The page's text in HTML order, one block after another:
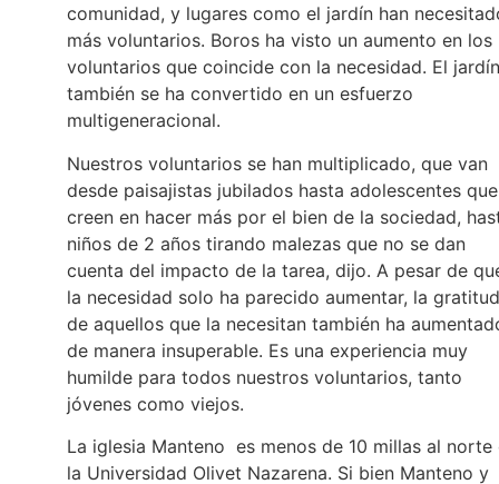
comunidad, y lugares como el jardín han
más voluntarios. Boros ha visto un aumento en los
voluntarios que coincide con la necesidad. El jardín
también se ha convertido en un esfuerzo
multigeneracional.
Nuestros voluntarios se han multiplicado, que van
desde paisajistas jubilados hasta adolescentes que
creen en hacer más por el bien de la sociedad,
niños de 2 años tirando malezas que no se dan
cuenta del impacto de la tarea, dijo. A pesar de
la necesidad solo ha parecido aumentar, la gratitud
de aquellos que la necesitan también ha
de manera insuperable. Es una experiencia muy
humilde para todos nuestros voluntarios, tanto
jóvenes como viejos.
La iglesia Manteno es menos de 10 millas al norte
la Universidad Olivet Nazarena. Si bien Manteno y